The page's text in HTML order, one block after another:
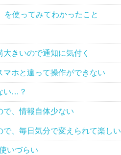
を使ってみてわかったこと
きいので通知に気付く
マホと違って操作ができない
い…？
で、情報自体少ない
、毎日気分で変えられて楽しい
いづらい